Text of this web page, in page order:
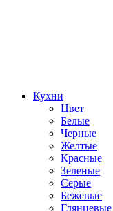
Кухни
Цвет
Белые
Черные
Желтые
Красные
Зеленые
Серые
Бежевые
Глянцевые